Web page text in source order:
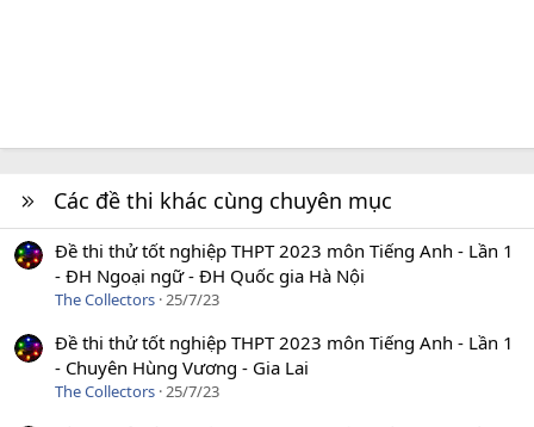
Các đề thi khác cùng chuyên mục
Đề thi thử tốt nghiệp THPT 2023 môn Tiếng Anh - Lần 1
- ĐH Ngoại ngữ - ĐH Quốc gia Hà Nội
The Collectors 25/7/23
Đề thi thử tốt nghiệp THPT 2023 môn Tiếng Anh - Lần 1
- Chuyên Hùng Vương - Gia Lai
The Collectors 25/7/23